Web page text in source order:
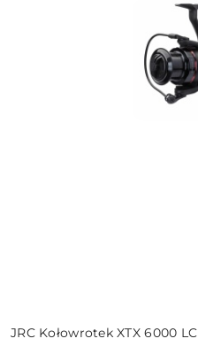
JRC Kołowrotek XTX 6000 LC